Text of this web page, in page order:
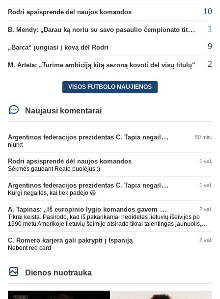
Rodri apsisprendė dėl naujos komandos 10
B. Mendy: „Darau ką noriu su savo pasaulio čempionato titulu“ 1
„Barca“ jungiasi į kovą dėl Rodri 9
M. Arteta: „Turime ambiciją kitą sezoną kovoti dėl visų titulų“ 2
VISOS FUTBOLO NAUJIENOS
Naujausi komentarai
Argentinos federacijos prezidentas C. Tapia negailėjo pagyrų G. Infantino 50 min.
niurkt
Rodri apsisprendė dėl naujos komandos 1 val.
Sėkmės gaudant Realo puolėjus :)
Argentinos federacijos prezidentas C. Tapia negailėjo pagyrų G. Infantino 1 val.
Kurgi negailės, kai tiek padėjo 😀
A. Tapinas: „Iš europinio lygio komandos gavom gerų pamokų“ 2 val.
Tikrai keista. Pasirodo, kad iš pakankamai nedidelės lietuvių išeivijos po
1990 metų Amerikoje lietuvių šeimije atsirado tikrai talentingas jaunuolis,
fiziškai, kurio nepastumsi kaip Golubicko, t. y. gerai išsilaikantis ant kojų
kovoje, dar ir antrame aukšte neblogai atrodantis, greitai priimantis
dažniausiai teisingus sprendimus, ir dar turintis neblogą greitį. O Lietuvoje
C. Romero karjera gali pakrypti į Ispaniją 2 val.
Nebent red card
Dienos nuotrauka